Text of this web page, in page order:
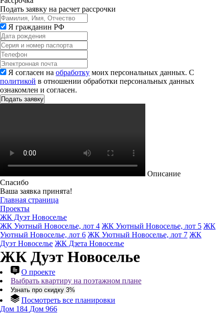
Подать заявку на расчет рассрочки
Я гражданин РФ
Я согласен на обработку моих персональных данных. С
политикой в отношении обработки персональных данных
ознакомлен и согласен.
Описание
Спасибо
Ваша заявка принята!
Главная страница
Проекты
ЖК Дуэт Новоселье
ЖК Уютный Новоселье, лот 4 ЖК Уютный Новоселье, лот 5 ЖК
Уютный Новоселье, лот 6 ЖК Уютный Новоселье, лот 7 ЖК
Дуэт Новоселье ЖК Дзета Новоселье
ЖК Дуэт Новоселье
О проекте
Выбрать квартиру на поэтажном плане
Узнать про скидку 3%
Посмотреть все планировки
Дом 184 Дом 966